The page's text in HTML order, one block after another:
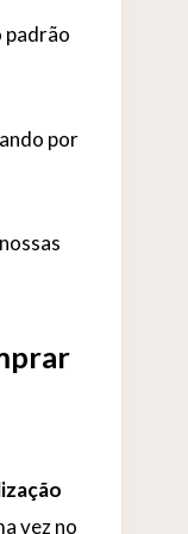
padrão
por
vez no